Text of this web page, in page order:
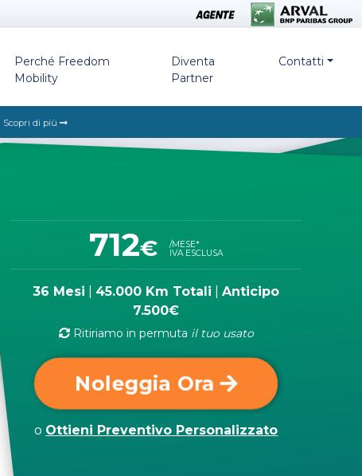
Perché Freedom
Mobility
Diventa
Partner
Contatti
Scopri di più
712€
/MESE*
IVA ESCLUSA
36 Mesi 45.000 Km Totali |Anticipo
7.500€
Ritiriamo in permuta il tuo usato
Noleggia Ora
o Ottieni Preventivo Personalizzato